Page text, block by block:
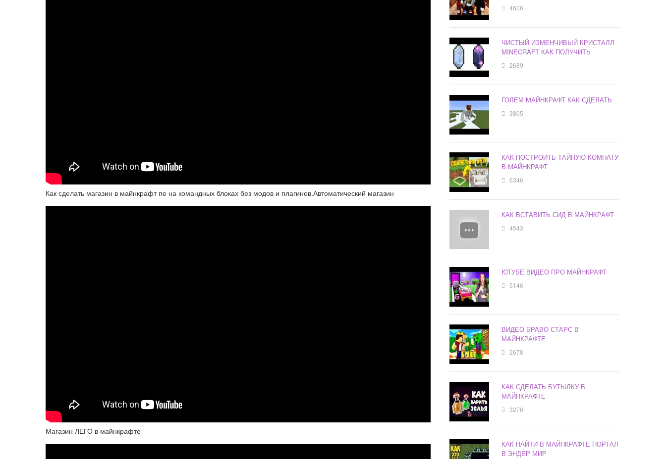
Как сделать магазин в майнкрафт пе на командных блоках без модов и плагинов.Автоматический магазин
Магазин ЛЕГО в майнкрафте
4606
ЧИСТЫЙ ИЗМЕНЧИВЫЙ КРИСТАЛЛ
MINECRAFT КАК ПОЛУЧИТЬ
2689
ГОЛЕМ МАЙНКРАФТ КАК СДЕЛАТЬ
3805
КАК ПОСТРОИТЬ ТАЙНУЮ КОМНАТУ
В МАЙНКРАФТ
6346
КАК ВСТАВИТЬ СИД В МАЙНКРАФТ
4543
ЮТУБЕ ВИДЕО ПРО МАЙНКРАФТ
5146
ВИДЕО БРАВО СТАРС В
МАЙНКРАФТЕ
2678
КАК СДЕЛАТЬ БУТЫЛКУ В
МАЙНКРАФТЕ
3276
КАК НАЙТИ В МАЙНКРАФТЕ ПОРТАЛ
В ЭНДЕР МИР